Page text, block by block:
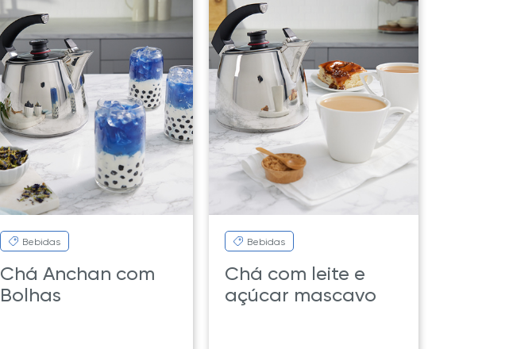
Bebidas
Chá Anchan com
Bolhas
Bebidas
Chá com leite e
açúcar mascavo